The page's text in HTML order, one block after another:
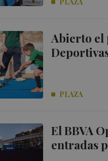
Abierto el
PLAZA
El BBVA
entradas